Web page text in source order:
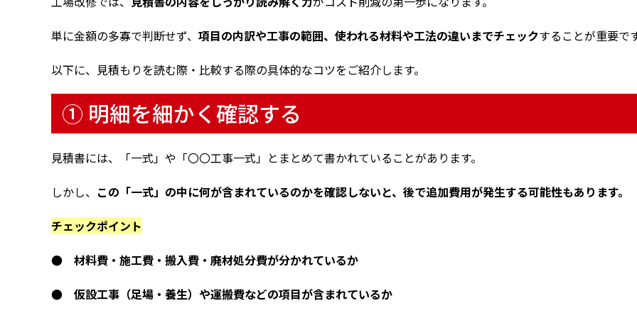
単に金額の多寡で判断せず、 項目の内訳や工事の範囲、使われる材料や工法の違いまでチェックすることが重要で
以下に、見積もりを読む際・比較する際の具体的なコツをご紹介します。
① 明細を細かく確認する
見積書には、「一式」や「〇〇工事一式」とまとめて書かれていることがあります。
しかし、 この「一式」の中に何が含まれているのかを確認しないと、後で追加費用が発生する可能性もあります。
チェックポイント
● 材料費・施工費・搬入費・廃材処分費が分かれているか
● 仮設工事（足場・養生）や運搬費などの項目が含まれているか